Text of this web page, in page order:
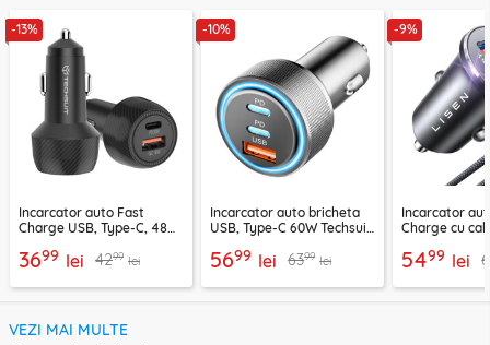
-13%
Incarcator auto Fast
Charge USB, Type-C, 48W
3699 lei 4299 lei
-10%
Incarcator auto bricheta
USB, Type-C 60W Techsuit
5699 lei 6399 lei
-9%
Incarcator
Charge cu
5499 lei
VEZI MAI MULTE